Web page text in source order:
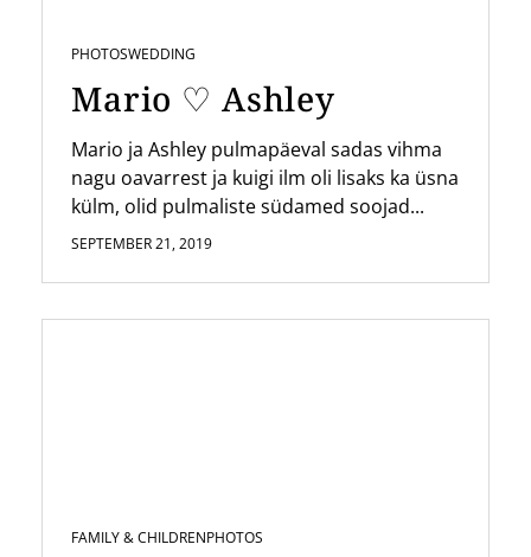
PHOTOSWEDDING
Mario ♡ Ashley
Mario ja Ashley pulmapäeval sadas vihma
nagu oavarrest ja kuigi ilm oli lisaks ka üsna
külm, olid pulmaliste südamed soojad...
SEPTEMBER 21, 2019
FAMILY & CHILDRENPHOTOS